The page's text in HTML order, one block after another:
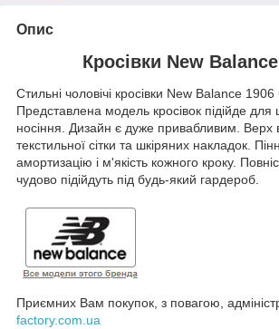
Опис
Кросівки New
Стильні чоловічі кросівки New Balance
Представлена модель кросівок підійде
носіння. Дизайн є дуже привабливим. Верх
текстильної сітки та шкіряних накладок.
амортизацію і м'якість кожного кроку.
чудово підійдуть під будь-який гардероб.
Приємних Вам покупок, з повагою,
factory.com.ua